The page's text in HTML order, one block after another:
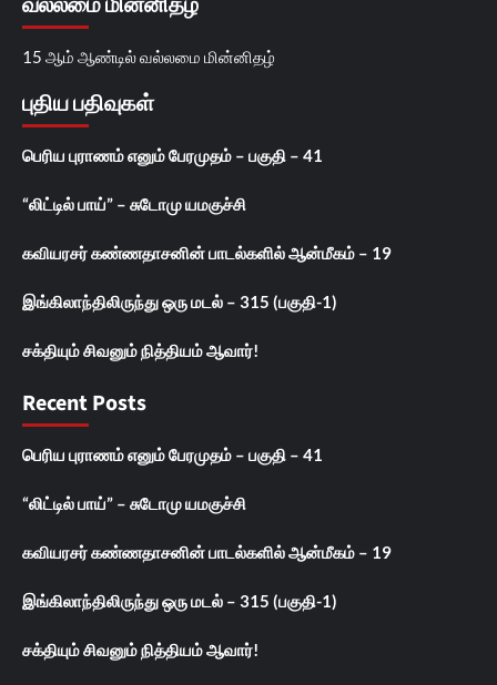
15 ஆம் ஆண்டில் வல்லமை மின்னிதழ்
புதிய பதிவுகள்
பெரிய புராணம் எனும் பேரமுதம் – பகுதி – 41
“லிட்டில் பாய்” – சுடோமு யமகுச்சி
கவியரசர் கண்ணதாசனின் பாடல்களில் ஆன்மீகம் – 19
இங்கிலாந்திலிருந்து ஒரு மடல் – 315 (பகுதி-1)
சக்தியும் சிவனும் நித்தியம் ஆவார்!
Recent Posts
பெரிய புராணம் எனும் பேரமுதம் – பகுதி – 41
“லிட்டில் பாய்” – சுடோமு யமகுச்சி
கவியரசர் கண்ணதாசனின் பாடல்களில் ஆன்மீகம் – 19
இங்கிலாந்திலிருந்து ஒரு மடல் – 315 (பகுதி-1)
சக்தியும் சிவனும் நித்தியம் ஆவார்!